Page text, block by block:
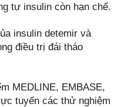
tự insulin còn hạn chế.
insulin detemir và
điều trị đái tháo
MEDLINE, EMBASE,
tuyến các thử nghiệm